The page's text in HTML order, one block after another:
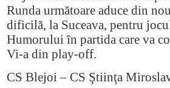
Runda următoare aduce din
dificilă, la Suceava, pentru
Humorului în partida care va
Vi-a din play-off.
CS Blejoi – CS Ştiinţa